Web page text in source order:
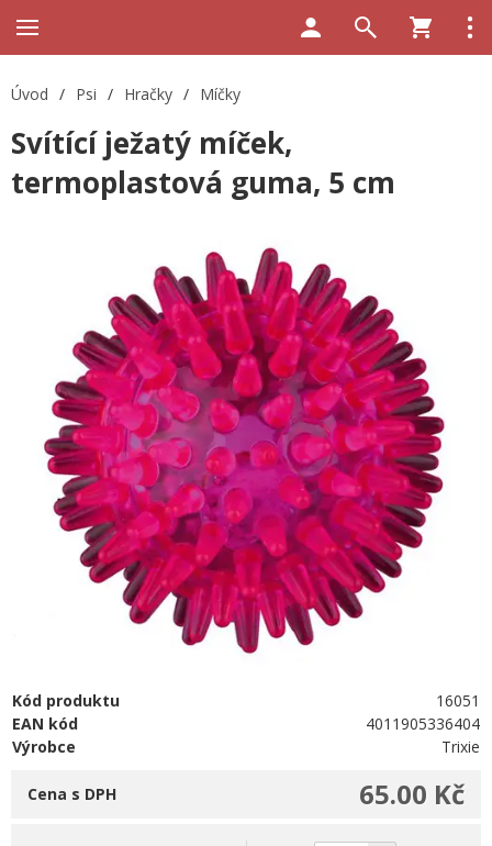
Úvod / Psi / Hračky / Míčky
Svítící ježatý míček,
termoplastová guma, 5 cm
Kód produktu
16051
EAN kód
4011905336404
Výrobce
Trixie
65.00 Kč
Cena s DPH